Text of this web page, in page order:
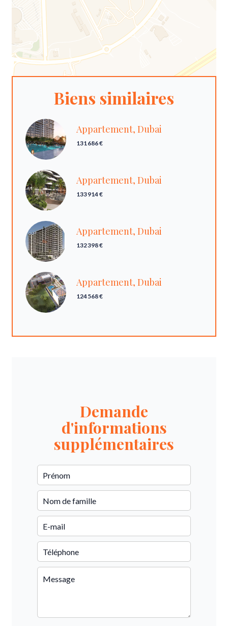
Biens similaires
Appartement, Dubai
131 686 €
Appartement, Dubai
133 914 €
Appartement, Dubai
132 398 €
Appartement, Dubai
124 568 €
Demande
d'informations
supplémentaires